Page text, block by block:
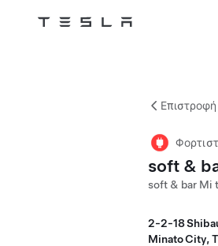
Tesla
Επιστροφή
soft &
soft & bar Mi
2-2-18
Minato City,